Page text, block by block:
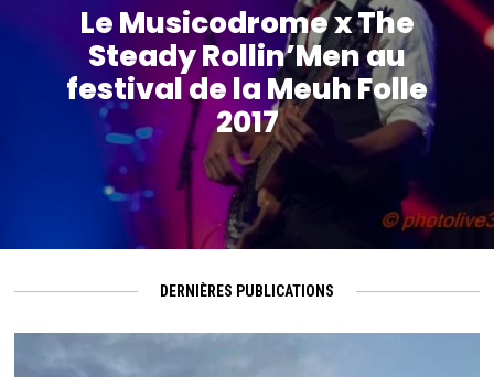
Le Musicodrome x The
Steady Rollin’Men au
festival de la Meuh Folle
2017
DERNIÈRES PUBLICATIONS